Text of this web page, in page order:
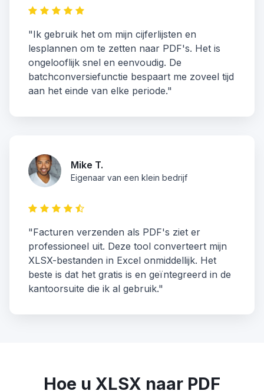
"Ik gebruik het om mijn cijferlijsten en
lesplannen om te zetten naar PDF's. Het is
ongelooflijk snel en eenvoudig. De
batchconversiefunctie bespaart me zoveel tijd
aan het einde van elke periode."
Mike T.
Eigenaar van een klein bedrijf
"Facturen verzenden als PDF's ziet er
professioneel uit. Deze tool converteert mijn
XLSX-bestanden in Excel onmiddellijk. Het
beste is dat het gratis is en geïntegreerd in de
kantoorsuite die ik al gebruik."
Hoe u XLSX naar PDF